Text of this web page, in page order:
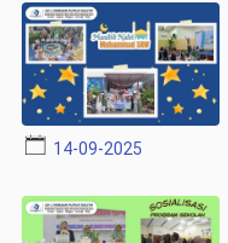
14-09-2025